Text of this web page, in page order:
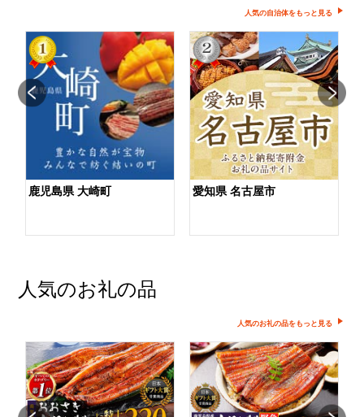
人気の自治体をもっと見る
鹿児島県 大崎町 愛知県 名古屋市
人気のお礼の品
人気のお礼の品をもっと見る